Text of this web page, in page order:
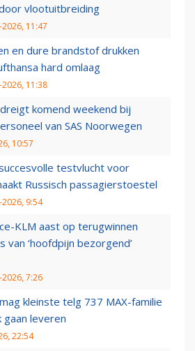
vlootuitbreiding
11:47
en dure brandstof drukken
hard omlaag
2026, 11:38
komend weekend bij
van SAS Noorwegen
10:57
testvlucht voor
Russisch passagierstoestel
2026, 9:54
KLM aast op terugwinnen
van ‘hoofdpijn bezorgend’
2026, 7:26
kleinste telg 737 MAX-familie
gaan leveren
22:54